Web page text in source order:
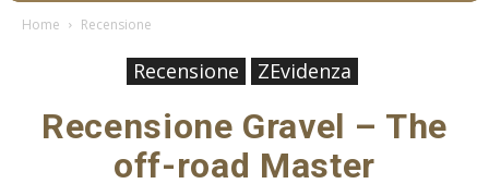
Home Recensione
Recensione ZEvidenza
Recensione Gravel – The
off-road Master